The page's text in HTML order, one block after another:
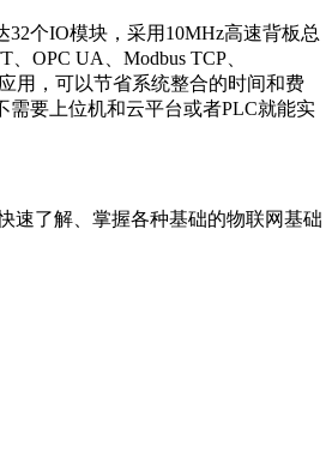
个IO模块，采用10MHz高速背板总
OPC UA、Modbus TCP、
用，可以节省系统整合的时间和费
需要上位机和云平台或者PLC就能实
速了解、掌握各种基础的物联网基础